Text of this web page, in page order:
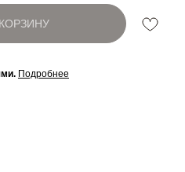
. Подробнее